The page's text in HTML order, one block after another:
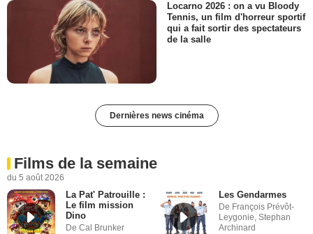
Locarno 2026 : on a vu Bloody
Tennis, un film d'horreur sportif
qui a fait sortir des spectateurs
de la salle
Dernières news cinéma
Films de la semaine
du 5 août 2026
La Pat' Patrouille :
Le film mission
Dino
De Cal Brunker
Les Gendarmes
De François Prévôt-
Leygonie, Stephan
Archinard